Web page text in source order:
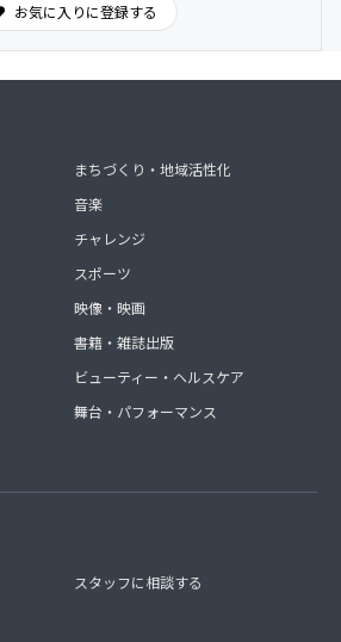
お気に入りに登録する
まちづくり・地域活性化
音楽
チャレンジ
スポーツ
映像・映画
書籍・雑誌出版
ビューティー・ヘルスケア
舞台・パフォーマンス
スタッフに相談する